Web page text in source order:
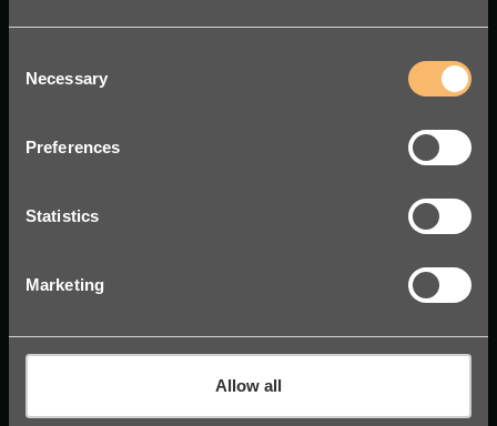
Selection
Necessary
Preferences
Statistics
Marketing
Allow all